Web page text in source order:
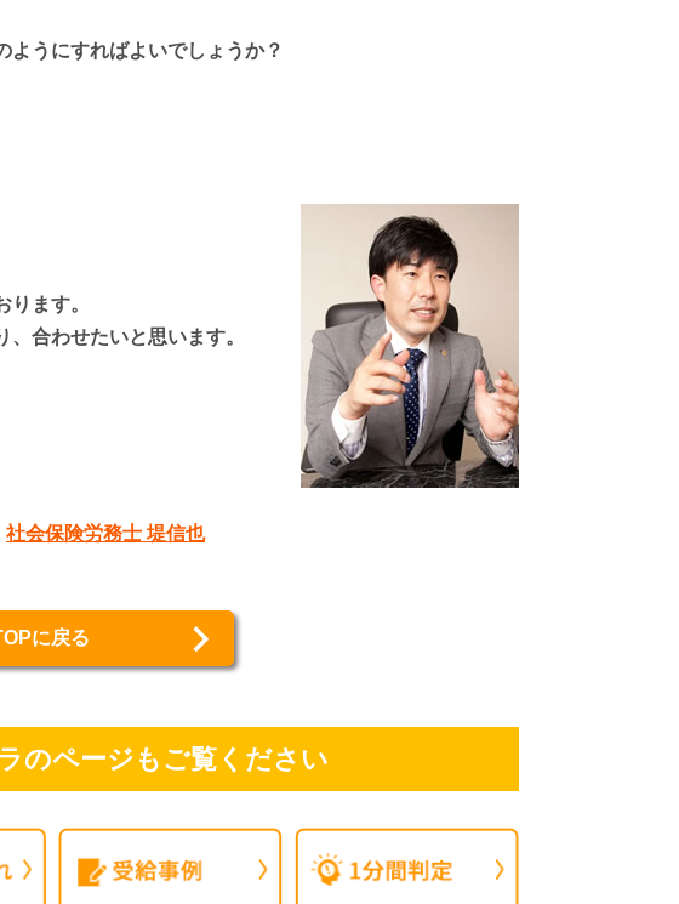
ようにすればよいでしょうか？
ます。
合わせたいと思います。
社会保険労務士 堤信也
に戻る
のページもご覧ください